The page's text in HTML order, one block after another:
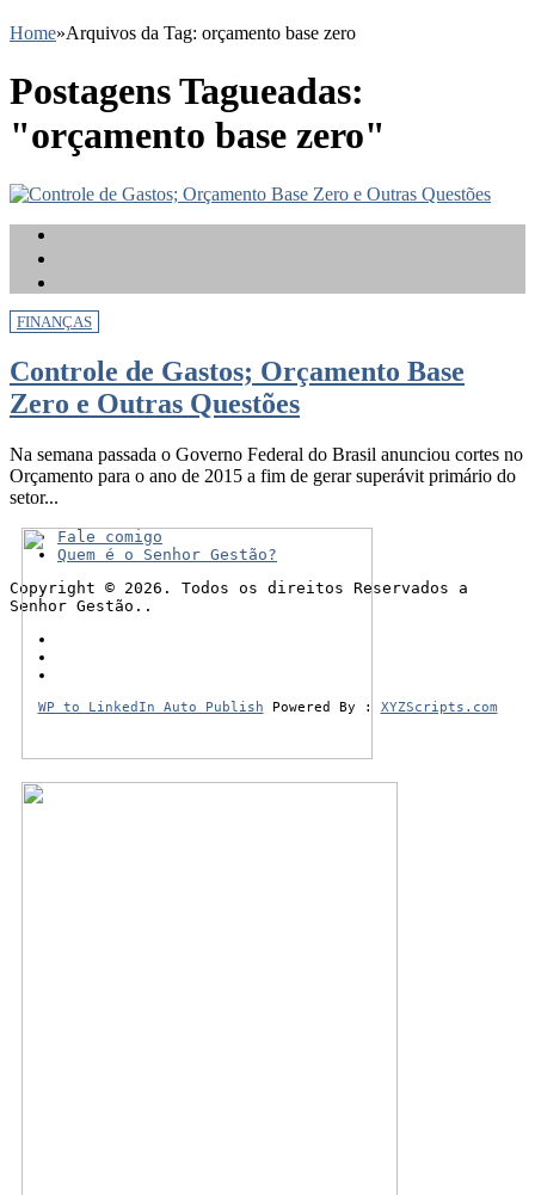
Home»Arquivos da Tag: orçamento base zero
Postagens Tagueadas:
"orçamento base zero"
FINANÇAS
Controle de Gastos; Orçamento Base
Zero e Outras Questões
Na semana passada o Governo Federal do Brasil anunciou cortes no
Orçamento para o ano de 2015 a fim de gerar superávit primário do
setor...
Fale comigo
Quem é o Senhor Gestão?
Copyright © 2026. Todos os direitos Reservados a
Senhor Gestão..
WP to LinkedIn Auto Publish Powered By : XYZScripts.com